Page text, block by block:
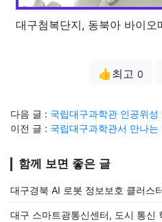
대구첨복단지, 동북아 바이오
👍최고 0
다음 글 : 국립대구과학관 인공위성
이전 글 : 국립대구과학관서 만나
함께 보면 좋은 글
대구경북 AI 로봇 정보보호 클러스
대구 스마트광통신센터, 도시 통신